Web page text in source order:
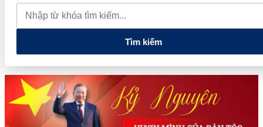
lao dốc mất mốc 100.000 đồng/kg
Chính phủ kiến tạo hệ sinh
thái phát triển, nâng tầm kinh tế tư nhân
Tìm kiếm